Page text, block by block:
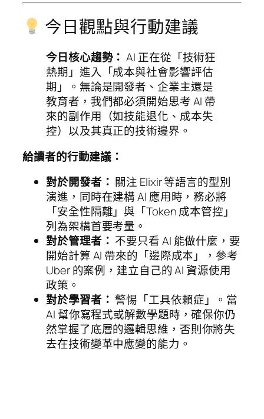
今日觀點與行動建議
今日核心趨勢： AI 正在從「技術狂
熱期」進入「成本與社會影響評估
期」。無論是開發者、企業主還是
教育者，我們都必須開始思考 AI 帶
來的副作用（如技能退化、成本失
控）以及其真正的技術邊界。
給讀者的行動建議：
對於開發者： 關注 Elixir 等語言的型別
演進，同時在建構 AI 應用時，務必將
「安全性隔離」與「Token 成本管控」
列為架構首要考量。
對於管理者： 不要只看 AI 能做什麼，要
開始計算 AI 帶來的「邊際成本」，參考
Uber 的案例，建立自己的 AI 資源使用
政策。
對於學習者： 警惕「工具依賴症」。當
AI 幫你寫程式或解數學題時，確保你仍
然掌握了底層的邏輯思維，否則你將失
去在技術變革中應變的能力。